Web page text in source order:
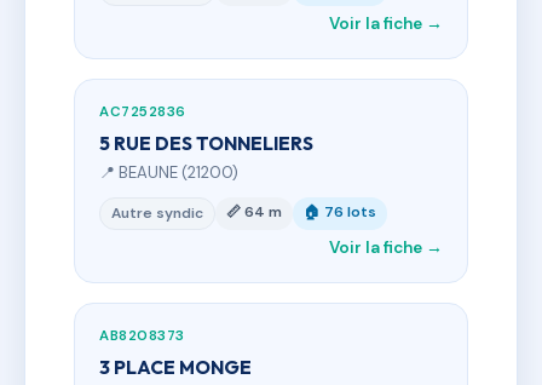
Voir la fiche →
AC7252836
5 RUE DES TONNELIERS
📍 BEAUNE (21200)
Autre syndic 📏 64 m 🏠 76 lots
Voir la fiche →
AB8208373
3 PLACE MONGE